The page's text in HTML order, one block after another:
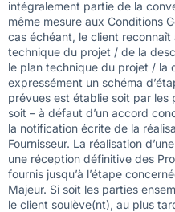
intégralement partie de la
même mesure aux Conditions
cas échéant, le client
technique du projet / de la
le plan technique du projet / la
expressément un schéma
prévues est établie soit par les
soit – à défaut d’un accord
la notification écrite de la
Fournisseur. La réalisation
une réception définitive des
fournis jusqu’à l’étape
Majeur. Si soit les parties
le client soulève(nt), au plus